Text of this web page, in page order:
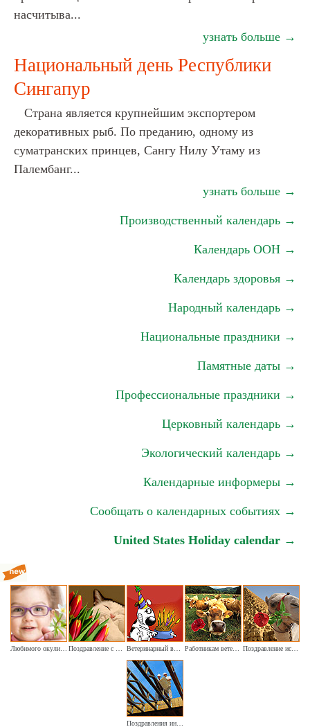
насчитыва...
узнать больше →
Национальный день Республики
Сингапур
Страна является крупнейшим экспортером
декоративных рыб. По преданию, одному из
суматранских принцев, Сангу Нилу Утаму из
Палембанг...
узнать больше →
Производственный календарь →
Календарь ООН →
Календарь здоровья →
Народный календарь →
Национальные праздники →
Памятные даты →
Профессиональные праздники →
Церковный календарь →
Экологический календарь →
Календарные информеры →
Сообщать о календарных событиях →
United States Holiday calendar →